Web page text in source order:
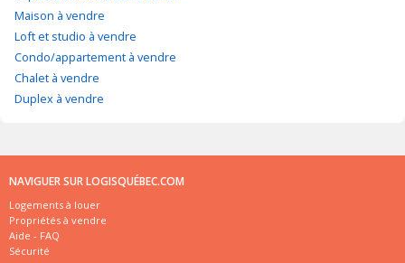
Maison à vendre
Loft et studio à vendre
Condo/appartement à vendre
Chalet à vendre
Duplex à vendre
NAVIGUER SUR LOGISQUÉBEC.COM
Logements à louer
Propriétés à vendre
Aide - FAQ
Sécurité